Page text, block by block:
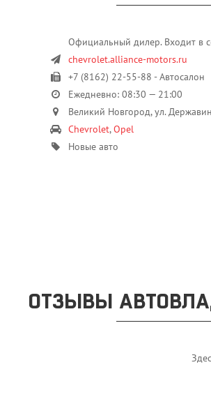
Официальный дилер. Входит в
chevrolet.alliance-motors.ru
+7 (8162) 22-55-88 - Автосалон
Ежедневно: 08:30 — 21:00
Великий Новгород, ул.
Chevrolet,Opel
Новые авто
ОТЗЫВЫ